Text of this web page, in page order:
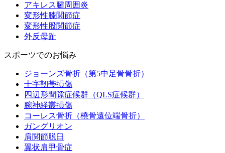
アキレス腱周囲炎
変形性膝関節症
変形性股関節症
外反母趾
スポーツでのお悩み
ジョーンズ骨折（第5中足骨骨折）
十字靭帯損傷
四辺形間隙症候群（QLS症候群）
腕神経叢損傷
コーレス骨折（橈骨遠位端骨折）
ガングリオン
肩関節脱臼
翼状肩甲骨症